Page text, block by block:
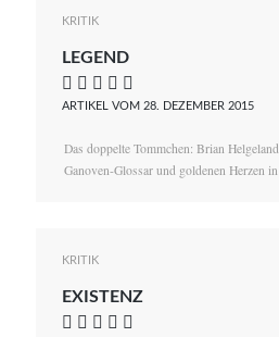
KRITIK
LEGEND
    
ARTIKEL VOM 28. DEZEMBER 2015
Das doppelte Tommchen: Brian
Ganoven-Glossar und goldenen Herzen in
KRITIK
EXISTENZ
    